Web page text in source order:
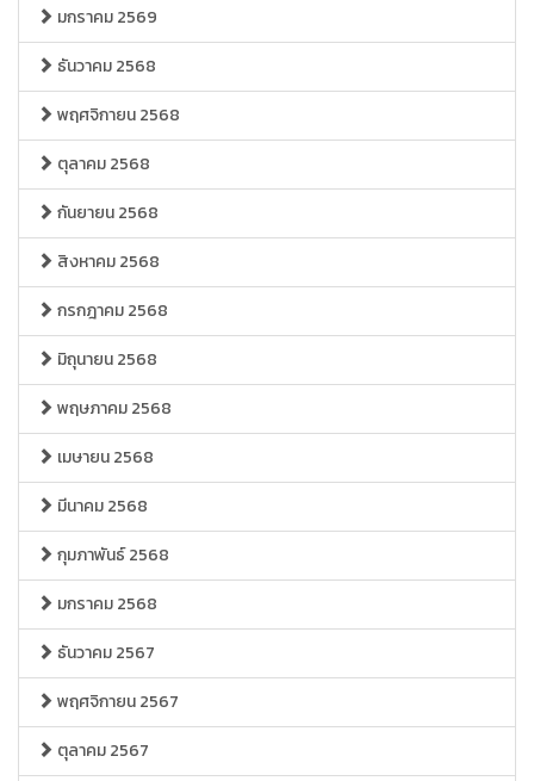
มกราคม 2569
ธันวาคม 2568
พฤศจิกายน 2568
ตุลาคม 2568
กันยายน 2568
สิงหาคม 2568
กรกฎาคม 2568
มิถุนายน 2568
พฤษภาคม 2568
เมษายน 2568
มีนาคม 2568
กุมภาพันธ์ 2568
มกราคม 2568
ธันวาคม 2567
พฤศจิกายน 2567
ตุลาคม 2567